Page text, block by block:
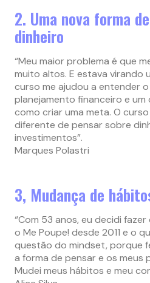
2. Uma nova forma
dinheiro
“Meu maior problema é que
muito altos. E estava virando
curso me ajudou a entender
planejamento financeiro e um
como criar uma meta. O
diferente de pensar sobre
investimentos”.
Marques Polastri
3, Mudança de
“Com 53 anos, eu decidi
o Me Poupe! desde 2011 e o
questão do mindset, porque
a forma de pensar e os meus
Mudei meus hábitos e meu